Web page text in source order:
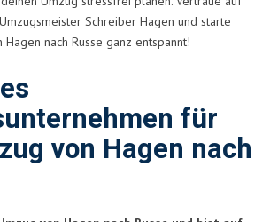
Schreiber Hagen und starte
nach Russe ganz entspannt!
für
von Hagen nach